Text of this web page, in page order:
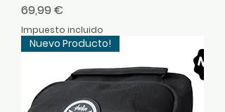
Precio
69,99 €
Impuesto incluido
Nuevo Producto!